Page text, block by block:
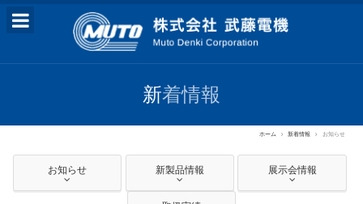
新着情報
ホーム 新着情報 お知らせ
お知らせ 新製品情報 展示会情報